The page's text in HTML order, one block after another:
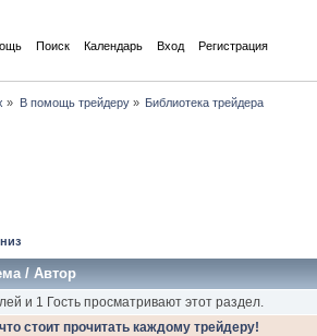
Поиск Календарь Вход Регистрация
» В помощь трейдеру» Библиотека трейдера
/Автор
и 1 Гость просматривают этот раздел.
стоит прочитать каждому трейдеру!